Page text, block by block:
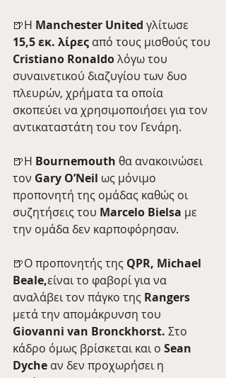
🍺Η Manchester United γλίτωσε
15,5 εκ. λίρες από τους μισθούς του
Cristiano Ronaldo λόγω του
συναινετικού διαζυγίου των δυο
πλευρών, χρήματα τα οποία
σκοπεύει να χρησιμοποιήσει για τον
αντικαταστάτη του τον Γενάρη.
🍺Η Bournemouth θα ανακοινώσει
τον Gary O’Neil ως μόνιμο
προπονητή της ομάδας καθώς οι
συζητήσεις του Marcelo Bielsa με
την ομάδα δεν καρποφόρησαν.
🍺O προπονητής της QPR, Michael
Beale,είναι το φαβορί για να
αναλάβει τον πάγκο της Rangers
μετά την απομάκρυνση του
Giovanni van Bronckhorst. Στο
κάδρο όμως βρίσκεται και ο Sean
Dyche αν δεν προχωρήσει η